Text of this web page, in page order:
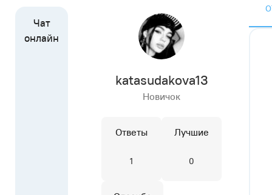
katasudakova13
Новичок
Ответы
1
Лучшие
0